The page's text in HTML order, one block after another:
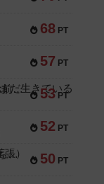
68 PT
57 PT
53 PT
セミファイナル ～お前はまだ生きている～
52 PT
50 PT
クランク! ：冒険者たち（拡張）